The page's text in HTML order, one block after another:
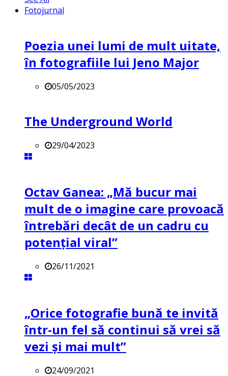
Fotojurnal
Poezia unei lumi de mult uitate,
în fotografiile lui Jeno Major
05/05/2023
The Underground World
29/04/2023
Octav Ganea: „Mă bucur mai
mult de o imagine care provoacă
întrebări decât de un cadru cu
potenţial viral”
26/11/2021
„Orice fotografie bună te invită
într-un fel să continui să vrei să
vezi și mai mult”
24/09/2021